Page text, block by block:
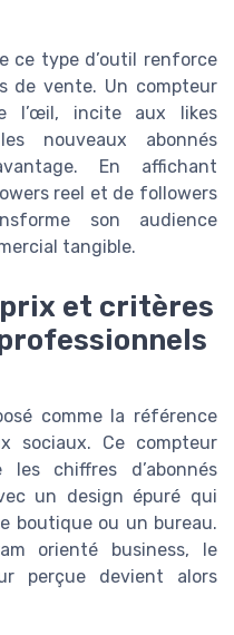
ce type d’outil renforce
de vente. Un compteur
l’œil, incite aux likes
nouveaux abonnés
En affichant
reel et de followers
son audience
tangible.
et critères
comme la référence
sociaux. Ce compteur
les chiffres d’abonnés
un design épuré qui
boutique ou un bureau.
orienté business, le
perçue devient alors